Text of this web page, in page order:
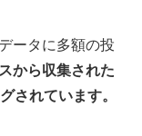
ータに多額の投
から収集された
されています。